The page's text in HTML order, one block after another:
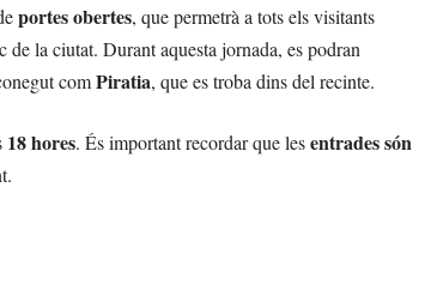
portes obertes, que permetrà a tots els visitants
la ciutat. Durant aquesta jornada, es podran
comPiratia, que es troba dins del recinte.
18 hores. És important recordar que lesentrades són